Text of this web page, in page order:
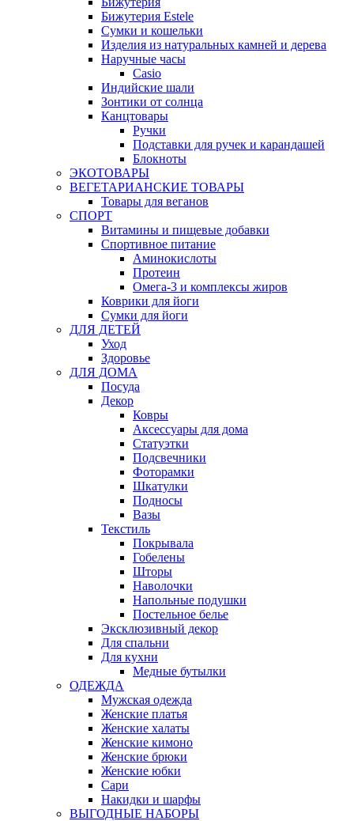
Бижутерия Estele
Сумки и кошельки
Изделия из натуральных камней и дерева
Наручные часы
Casio
Индийские шали
Зонтики от солнца
Канцтовары
Ручки
Подставки для ручек и карандашей
Блокноты
ЭКОТОВАРЫ
ВЕГЕТАРИАНСКИЕ ТОВАРЫ
Товары для веганов
СПОРТ
Витамины и пищевые добавки
Спортивное питание
Аминокислоты
Протеин
Омега-3 и комплексы жиров
Коврики для йоги
Сумки для йоги
ДЛЯ ДЕТЕЙ
Уход
Здоровье
ДЛЯ ДОМА
Посуда
Декор
Ковры
Аксессуары для дома
Статуэтки
Подсвечники
Фоторамки
Шкатулки
Подносы
Вазы
Текстиль
Покрывала
Гобелены
Шторы
Наволочки
Напольные подушки
Постельное белье
Эксклюзивный декор
Для спальни
Для кухни
Медные бутылки
ОДЕЖДА
Мужская одежда
Женские платья
Женские халаты
Женские кимоно
Женские брюки
Женские юбки
Сари
Накидки и шарфы
ВЫГОДНЫЕ НАБОРЫ